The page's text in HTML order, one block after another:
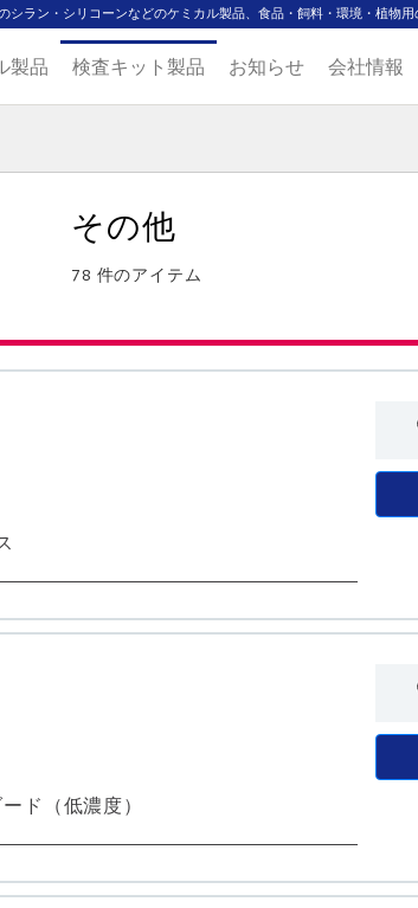
シラン・シリコーンなどのケミカル製品、食品・飼料・環境・植物用
製品 検査キット製品 お知らせ 会社情報
その他
78 件のアイテム
ド（低濃度）